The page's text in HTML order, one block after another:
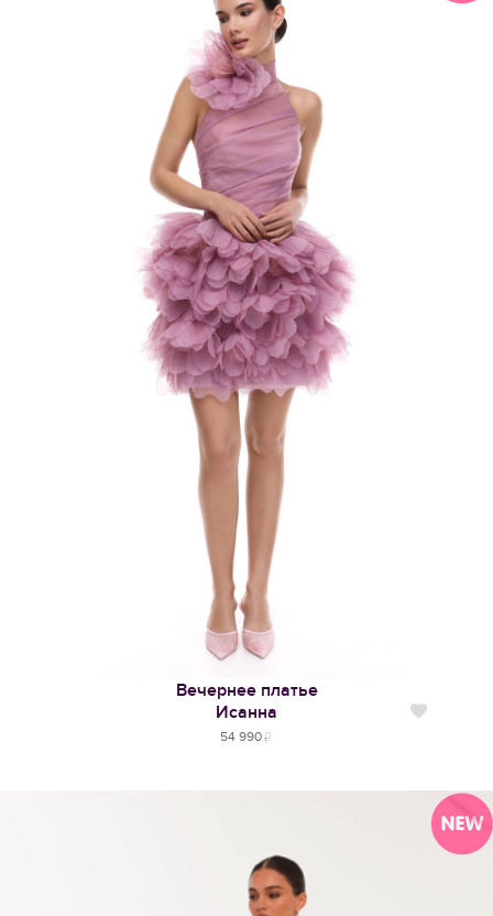
Вечернее платье
Исанна
54 990